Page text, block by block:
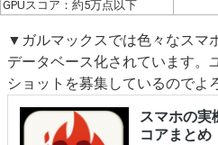
GPUスコア：約5万点以下
▼ガルマックスでは色々なスマ
データベース化されています。
ショットを募集しているのでよ